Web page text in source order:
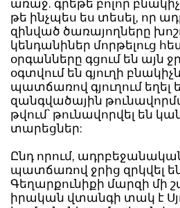
առաջ. գրեթե բոլոր
թե ինչպես ես տեսել, որ
զինված ծառայողները
կենդանիներ մորթելուց
օրգանները գցում են այն
օգտվում են գյուղի
պատճառով գյուղում եղել
զանգվածային
թվում՝ թունավորվել են
տարեցներ:
Ընդ որում,
պատճառով ջրից զրկվել
Գեղարքունիքի մարզի մի
իրական վտանգի տակ է